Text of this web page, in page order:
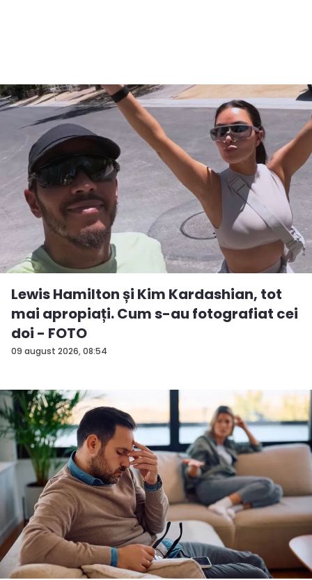
09 august 2026, 08:54
Lewis Hamilton și Kim Kardashian, tot
mai apropiați. Cum s-au fotografiat cei
doi - FOTO